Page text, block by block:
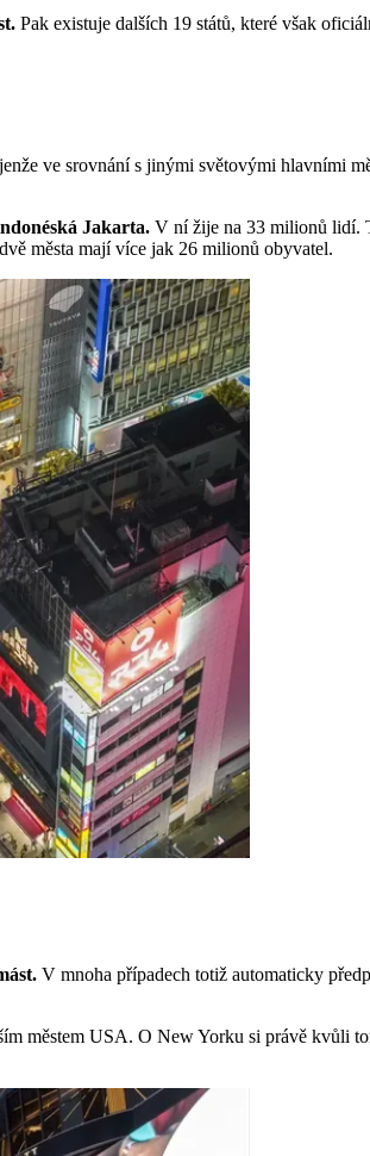
Pak existuje dalších 19 států, které však
ve srovnání s jinými světovými hlavními
Jakarta. V ní žije na 33 milionů lidí.
města mají více jak 26 milionů obyvatel.
V mnoha případech totiž automaticky
městem USA. O New Yorku si právě kvůli